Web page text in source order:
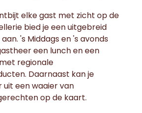
elke gast met zicht op de
bied je een uitgebreid
's Middags en 's avonds
een lunch en een
regionale
Daarnaast kan je
uit een waaier van
op de kaart.